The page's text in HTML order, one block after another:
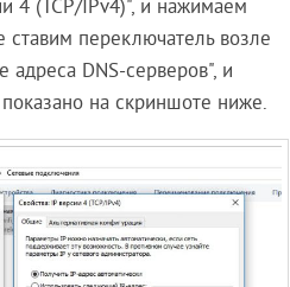
4 (TCP/IPv4)", и нажимаем
ставим переключатель возле
DNS-серверов", и
на скриншоте ниже.